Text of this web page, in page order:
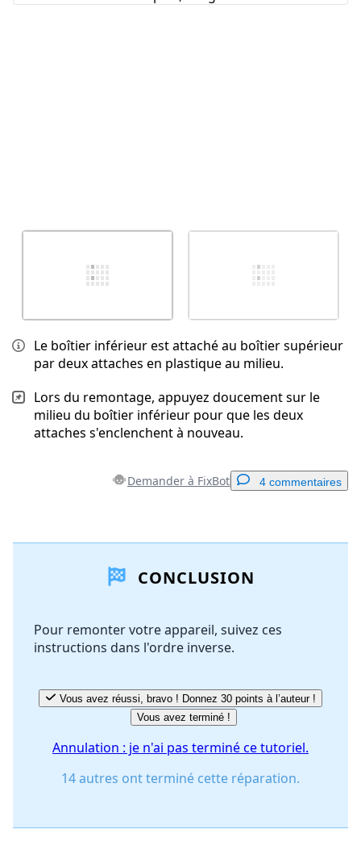
Le boîtier inférieur est attaché au boîtier supérieur
par deux attaches en plastique au milieu.
Lors du remontage, appuyez doucement sur le
milieu du boîtier inférieur pour que les deux
attaches s'enclenchent à nouveau.
Demander à FixBot 4 commentaires
Ajouter un commentaire
Annuler Publier un commentaire
CONCLUSION
Pour remonter votre appareil, suivez ces
instructions dans l'ordre inverse.
Vous avez réussi, bravo ! Donnez 30 points à l’auteur !
Vous avez terminé !
Annulation : je n'ai pas terminé ce tutoriel.
14 autres ont terminé cette réparation.